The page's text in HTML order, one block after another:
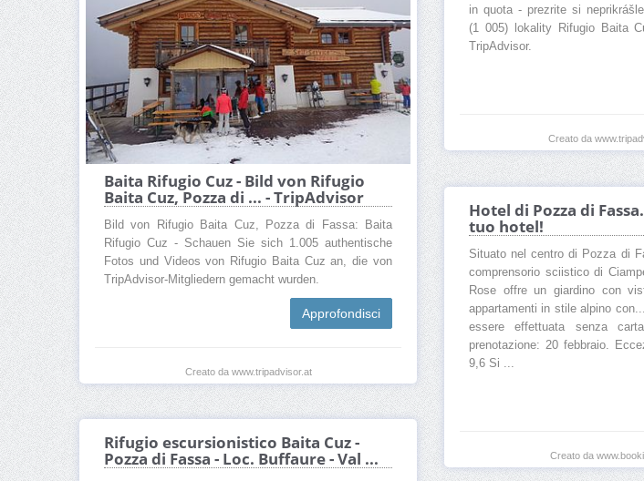
in quota - prezrite si
(1 005) lokality Rifugio Baita
TripAdvisor.
Creato da
Baita Rifugio Cuz - Bild von Rifugio
Baita Cuz, Pozza di ... - TripAdvisor
Bild von Rifugio Baita Cuz, Pozza di Fassa: Baita
Rifugio Cuz - Schauen Sie sich 1.005 authentische
Fotos und Videos von Rifugio Baita Cuz an, die von
TripAdvisor-Mitgliedern gemacht wurden.
Approfondisci
Creato da www.tripadvisor.at
Hotel di Pozza di
tuo hotel!
Situato nel centro di Pozza di
comprensorio sciistico di
Rose offre un giardino con
appartamenti in stile alpino
essere effettuata senza
prenotazione: 20 febbraio.
9,6 Si ...
Creato da
Rifugio escursionistico Baita Cuz -
Pozza di Fassa - Loc. Buffaure - Val ...